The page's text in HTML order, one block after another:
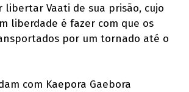
libertar Vaati de sua prisão, cujo
liberdade é fazer com que os
por um tornado até o
com Kaepora Gaebora